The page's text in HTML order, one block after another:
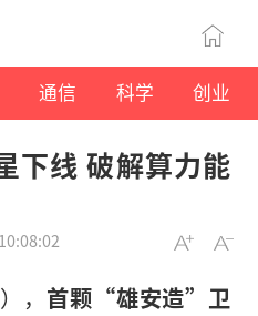
通信 科学 创业
下线 破解算力能
， 首颗“雄安造”卫